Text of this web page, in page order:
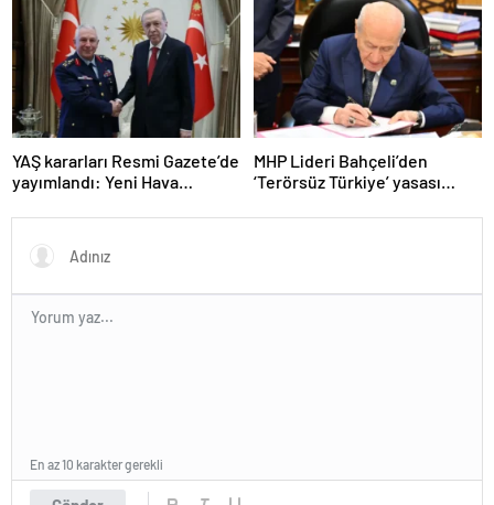
kaybetti
YAŞ kararları Resmi Gazete’de
yayımlandı: Yeni Hava
Orgeneral Rafet Dalkıran
MHP Lideri Bahçeli’den
‘Terörsüz Türkiye’ yasası
En az 10 karakter gerekli